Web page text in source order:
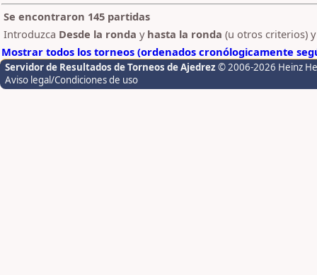
Se encontraron 145 partidas
Introduzca Desde la ronda y hasta la ronda (u otros criterios)
Mostrar todos los torneos (ordenados cronólogicamente
Servidor de Resultados de Torneos de Ajedrez © 2006-2026 Heinz
Aviso legal/Condiciones de uso